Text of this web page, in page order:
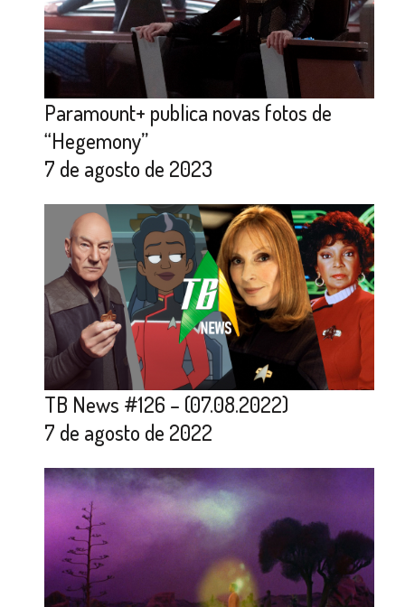
Paramount+ publica novas fotos de
“Hegemony”
7 de agosto de 2023
TB News #126 – (07.08.2022)
7 de agosto de 2022